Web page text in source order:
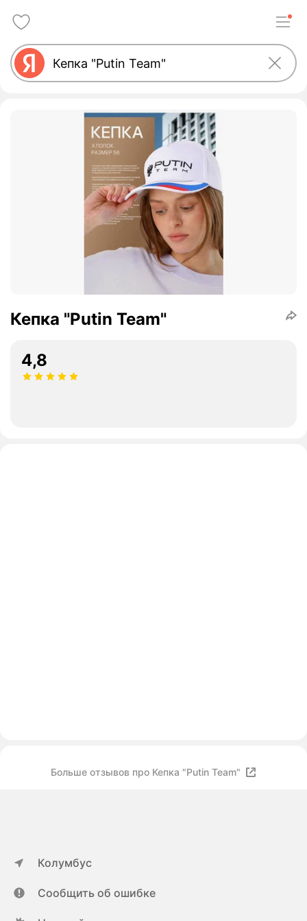
Кепка "Putin Team"
4,8
Больше отзывов про Кепка "Putin Team"
Колумбус
Сообщить об ошибке